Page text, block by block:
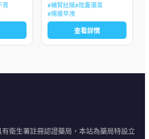
到多次
生長補
而產生
育
時間不夠，興奮和敏感度
低，性生活質量低下，射精
無力，射精疼痛，前列腺
炎，前列腺增生，陰
#補腎壯陽#陰囊潮濕
#陽痿早洩
查看詳情
衛生署註冊認證藥局，本站為藥局特設立